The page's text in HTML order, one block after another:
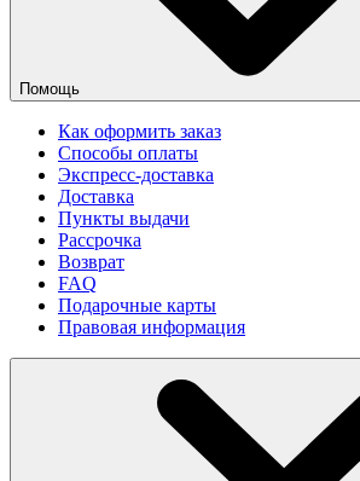
Помощь
Как оформить заказ
Способы оплаты
Экспресс-доставка
Доставка
Пункты выдачи
Рассрочка
Возврат
FAQ
Подарочные карты
Правовая информация